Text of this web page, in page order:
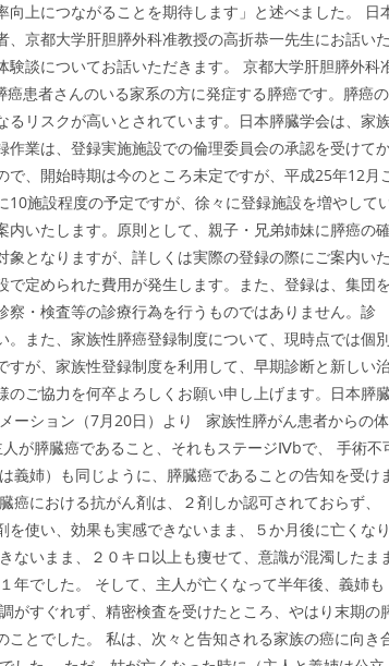
上につながることを期待します」と述べました。 日
京都大学肝胆膵外科准教授の高折恭一先生にお話いた
談についてお話いただきます。 京都大学肝胆膵外科
患者さんのいる家系の方に発症する膵癌です。膵癌の
リスクが高いとされています。日本膵臓学会は、家
業は、登録実施施設での倫理委員会の承認を受けて
、開始時期は今のところ未定ですが、平成25年12月
施設程度の予定ですが、徐々に登録施設を増やして
いたします。原則として、親子・兄弟姉妹に膵癌の
となりますが、詳しくは実際の登録の際にご案内いた
定められた費用が発生します。また、登録は、集団を
・検査等の診療行為を行うものではありません。診
また、家族性膵癌登録制度について、現時点では個別
が、家族性登録制度を利用して、早期診断と新しい
ご協力を何卒よろしくお願い申し上げます。日本膵
ーション（7月20日）より 家族性膵がん患者からの体
が膵臓癌であること、それもステージⅣbで、 手術不
姉）も同じように、膵臓癌であることの告知を受け
における抗がん剤は、２剤しか認可されておらず、
使い、効果も実感できないまま、５か月後に亡くなり
ないまま、２０キロ以上も痩せて、意識が混濁したま
年でした。 そして、主人が亡くなって半年後、義姉も
がすぐれず、精密検査を受けたところ、やはり末期の
とでした。 私は、次々と告知される家族の癌に向き